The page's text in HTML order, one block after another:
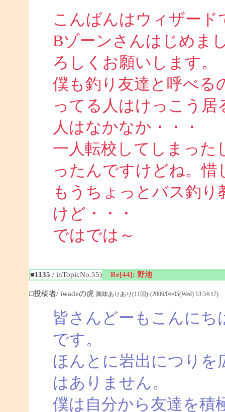
こんばんはウィザード
Bゾーンさんはじめま
ろしくお願いします。
僕も釣り友達と呼べる
ってる人はけっこう
人はなかなか・・・
一人転校してしまった
ったんですけどね。惜
もうちょっとバス釣
けど・・・
ではでは～
■1135 / inTopicNo.55) Re[44]: 野池
□投稿者/ iwadeの虎 興味ありあり(11回)-(2006/04/05(Wed) 13:34:17)
皆さんどーもこんにち
です。
ほんとに岩出につりを
はありません。
僕は自分から友達を積